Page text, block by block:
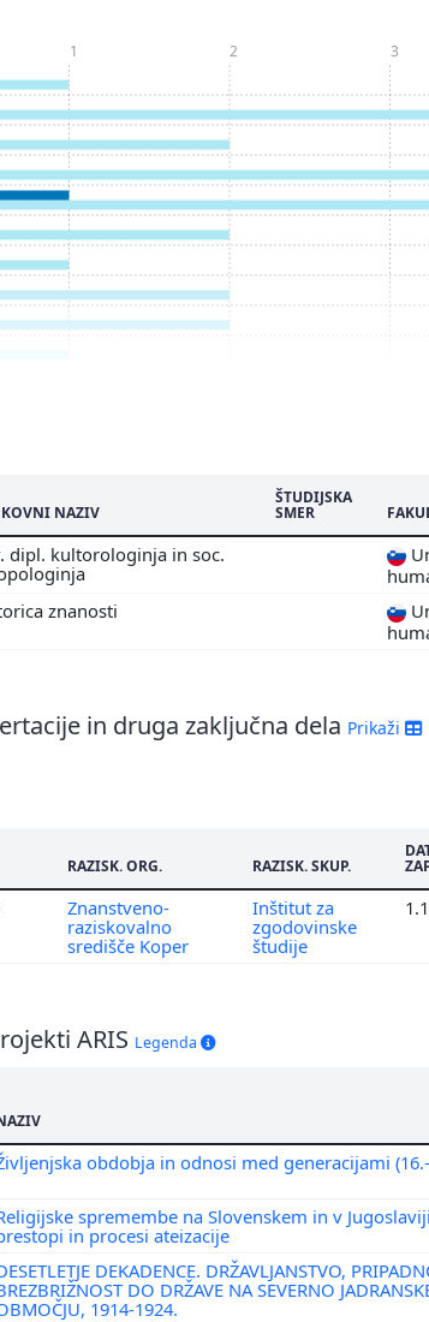
1 2 3
NAZIV
ŠTUDIJSKA
SMER
dipl. kultorologinja in soc.
znanosti
in druga zaključna dela Prikaži
RAZISK. ORG. RAZISK. SKUP.
Znanstveno-
raziskovalno
središče Koper
Inštitut za
zgodovinske
študije
ARIS Legenda
obdobja in odnosi med generacijami
spremembe na Slovenskem in v
in procesi ateizacije
DEKADENCE. DRŽAVLJANSTVO,
DO DRŽAVE NA SEVERNO
1914-1924.